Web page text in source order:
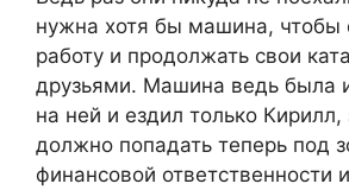
нужна хотя бы машина, чтобы
работу и продолжать свои
друзьями. Машина ведь была
на ней и ездил только Кирилл,
должно попадать теперь под
финансовой ответственности